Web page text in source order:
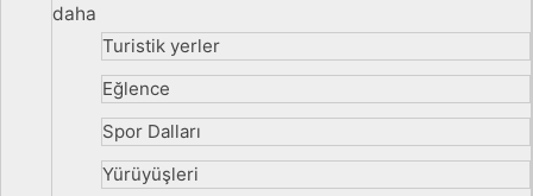
daha
Turistik yerler
Eğlence
Spor Dalları
Yürüyüşleri